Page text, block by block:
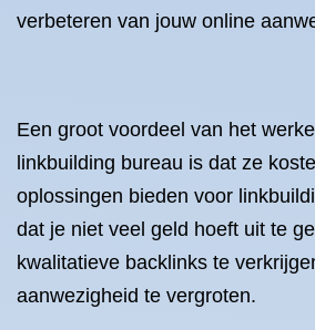
verbeteren van jouw online
Een groot voordeel van het
linkbuilding bureau is dat ze
oplossingen bieden voor
dat je niet veel geld hoeft uit te
kwalitatieve backlinks te
aanwezigheid te vergroten.